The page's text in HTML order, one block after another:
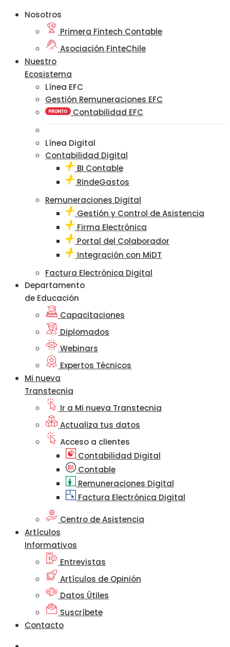
Nosotros
Primera Fintech Contable
Asociación FinteChile
Nuestro
Ecosistema
Línea EFC
Gestión Remuneraciones EFC
Contabilidad EFC
Línea Digital
Contabilidad Digital
BI Contable
RindeGastos
Remuneraciones Digital
Gestión y Control de Asistencia
Firma Electrónica
Portal del Colaborador
Integración con MiDT
Factura Electrónica Digital
Departamento
de Educación
Capacitaciones
Diplomados
Webinars
Expertos Técnicos
Mi nueva
Transtecnia
Ir a Mi nueva Transtecnia
Actualiza tus datos
Acceso a clientes
Contabilidad Digital
Contable
Remuneraciones Digital
Factura Electrónica Digital
Centro de Asistencia
Artículos
Informativos
Entrevistas
Artículos de Opinión
Datos Útiles
Suscríbete
Contacto